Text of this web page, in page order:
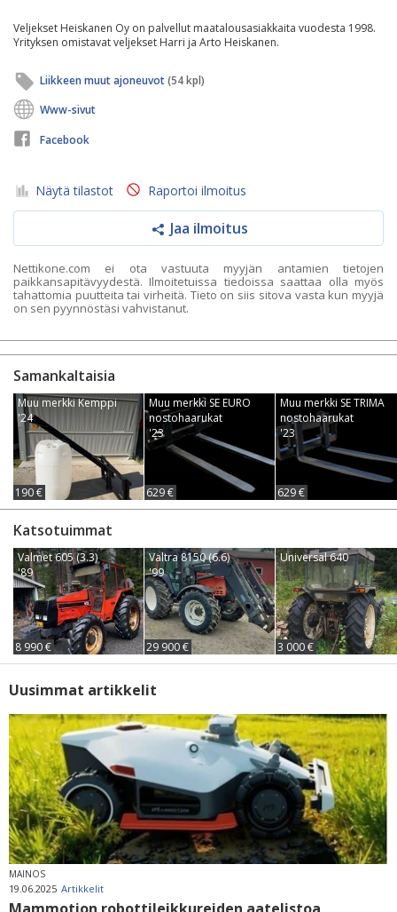
Veljekset Heiskanen Oy on palvellut maatalousasiakkaita vuodesta 1998.
Yrityksen omistavat veljekset Harri ja Arto Heiskanen.
Liikkeen muut ajoneuvot(54 kpl)
Www-sivut
Facebook
Näytä tilastot Raportoi ilmoitus
Jaa ilmoitus
Nettikone.com ei ota vastuuta myyjän antamien tietojen
paikkansapitävyydestä. Ilmoitetuissa tiedoissa saattaa olla myös
tahattomia puutteita tai virheitä. Tieto on siis sitova vasta kun myyjä
on sen pyynnöstäsi vahvistanut.
Samankaltaisia
Muu merkki Kemppi
'24
190 €
Muu merkki SE EURO
nostohaarukat
'23
629 €
Muu merkki SE TRIMA
nostohaarukat
'23
629 €
Katsotuimmat
Valmet 605 (3.3)
'89
8 990 €
Valtra 8150 (6.6)
'99
29 900 €
Universal 640
3 000 €
Uusimmat artikkelit
MAINOS
19.06.2025 Artikkelit